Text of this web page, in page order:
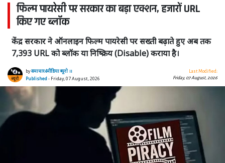
फिल्म पायरेसी पर सरकार का बड़ा एक्शन, हजारों URL
किए गए ब्लॉक
केंद्र सरकार ने ऑनलाइन फिल्म पायरेसी पर सख्ती बढ़ाते हुए अब तक
7,393 URL को ब्लॉक या निष्क्रिय (Disable) कराया है।
byसमाचार4मीडिया ब्यूरो ।।
Published- Friday, 07 August, 2026
Last Modified:
Friday, 07 August, 2026